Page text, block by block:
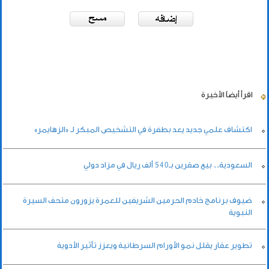
اقرأ أيضاً الأخيرة
اكتشاف علمي جديد يعد بطفرة في التشخيص المبكر لـ «الزهايمر»
السعودية.. بيع صقرين بـ540 ألف ريال في مزاد دولي
ضيوف برنامج خادم الحرمين الشريفين للعمرة يزورون متحف السيرة
النبوية
تطوير عقار يقلل نمو الأورام السرطانية ويعزز تأثير الأدوية